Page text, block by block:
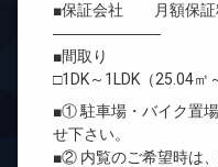
■保証会社 月額保証
―――――――
■間取り
□1DK～1LDK（25.04㎡
■① 駐車場・バイク置
せ下さい。
■② 内覧のご希望時は